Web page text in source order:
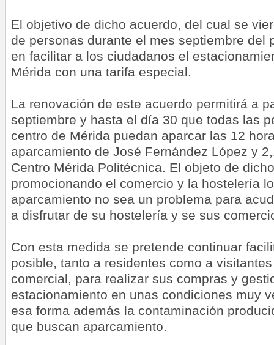
El objetivo de dicho acuerdo, del cual se
de personas durante el mes septiembre del
en facilitar a los ciudadanos el
Mérida con una tarifa especial.
La renovación de este acuerdo permitirá a
septiembre y hasta el día 30 que todas las
centro de Mérida puedan aparcar las 12
aparcamiento de José Fernández López y
Centro Mérida Politécnica. El objeto de
promocionando el comercio y la hostelería
aparcamiento no sea un problema para
a disfrutar de su hostelería y se sus
Con esta medida se pretende continuar
posible, tanto a residentes como a
comercial, para realizar sus compras y
estacionamiento en unas condiciones muy
esa forma además la contaminación
que buscan aparcamiento.